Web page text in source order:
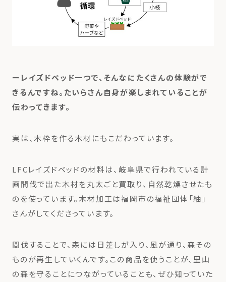
ーレイズドベッド一つで、そんなにたくさんの体験がで
きるんですね。たいらさん自身が楽しまれていることが
伝わってきます。
実は、木枠を作る木材にもこだわっています。
LFCレイズドベッドの材料は、岐阜県で行われている計
画間伐で出た木材を丸太ごと買取り、自然乾燥させたも
のを使っています。木材加工は福岡市の福祉団体「紬」
さんがしてくださっています。
間伐することで、森には日差しが入り、風が通り、森その
ものが再生していくんです。この商品を使うことが、里山
の森を守ることにつながっていることも、ぜひ知っていた